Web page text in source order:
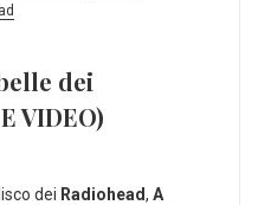
dei
VIDEO)
dei Radiohead, A